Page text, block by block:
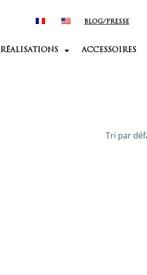
BLOG/PRESSE
RÉALISATIONS ACCESSOIRES